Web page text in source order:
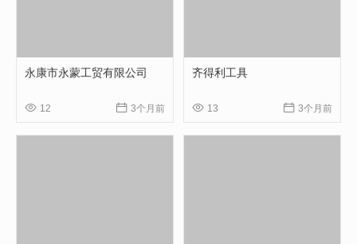
永康市永蒙工贸有限公司
 12  3个月前
齐得利工具
 13  3个月前